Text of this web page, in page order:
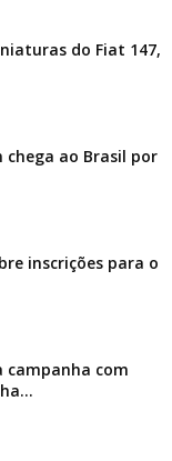
do Fiat 147,
chega ao Brasil por
inscrições para o
campanha com